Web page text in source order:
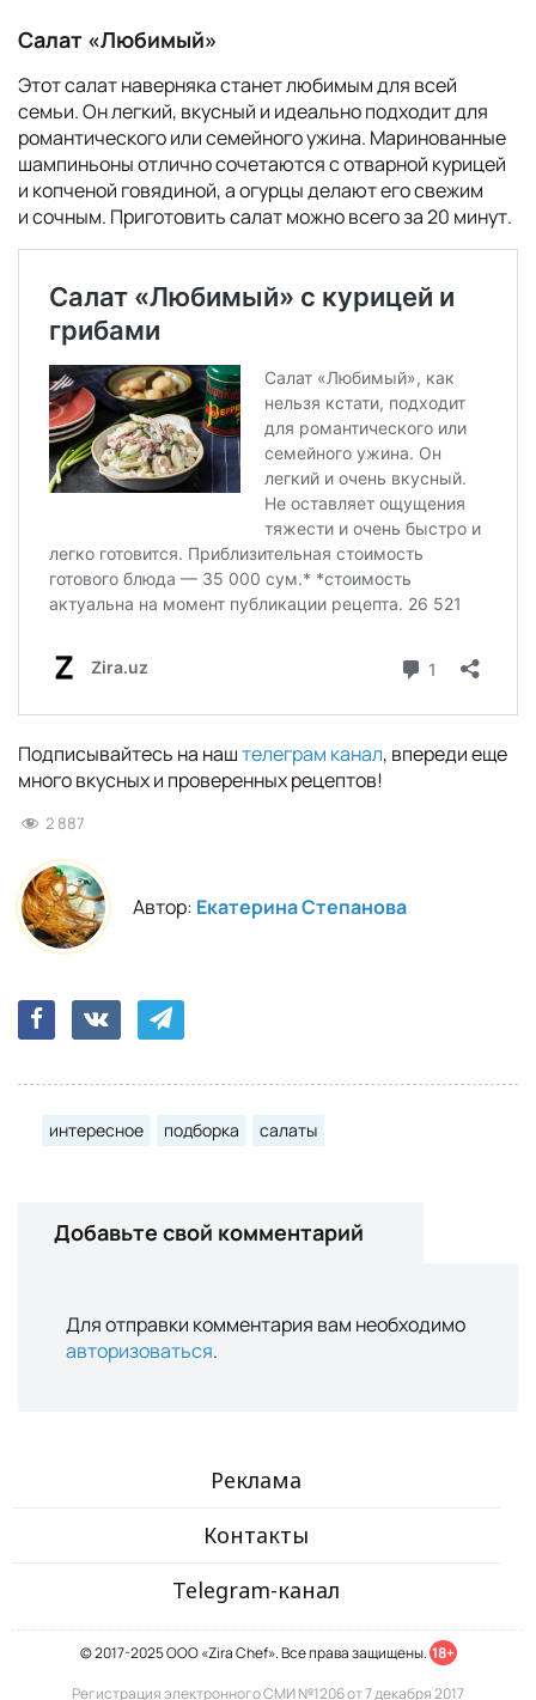
Салат «Любимый»
Этот салат наверняка станет любимым для всей
семьи. Он легкий, вкусный и идеально подходит для
романтического или семейного ужина. Маринованные
шампиньоны отлично сочетаются с отварной курицей
и копченой говядиной, а огурцы делают его свежим
и сочным. Приготовить салат можно всего за 20 минут.
Подписывайтесь на наштелеграм канал, впереди еще
много вкусных и проверенных рецептов!
2 887
Автор: Екатерина Степанова
интересное подборка салаты
Добавьте свой комментарий
Для отправки комментария вам необходимо
авторизоваться.
Реклама
Контакты
Telegram-канал
© 2017-2025 ООО «Zira Chef». Все права защищены. 18+
Регистрация электронного СМИ №1206 от 7 декабря 2017